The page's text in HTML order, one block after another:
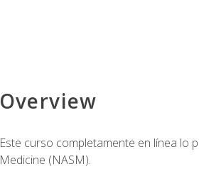
Overview
Este curso completamente en línea lo
Medicine (NASM).